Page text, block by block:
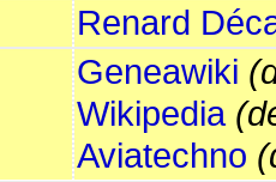
Renard
Geneawiki
Wikipedia
Aviatechno